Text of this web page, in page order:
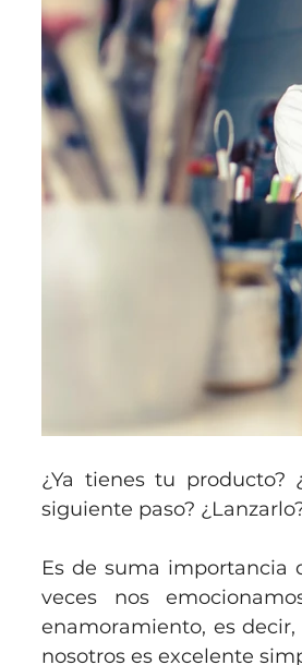
¿Ya tienes tu producto?
siguiente paso?
Es de suma importancia
veces nos
enamoramiento, es
nosotros es excelente